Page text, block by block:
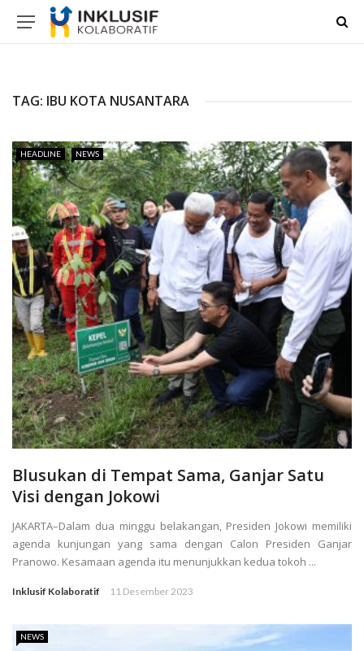
TAG: IBU KOTA NUSANTARA
HEADLINE NEWS
Blusukan di Tempat Sama, Ganjar Satu
Visi dengan Jokowi
JAKARTA–Dalam dua minggu belakangan, Presiden Jokowi memiliki
agenda kunjungan yang sama dengan Calon Presiden Ganjar
Pranowo. Kesamaan agenda itu menunjukkan kedua tokoh ...
Inklusif Kolaboratif 11 Desember 2023
NEWS